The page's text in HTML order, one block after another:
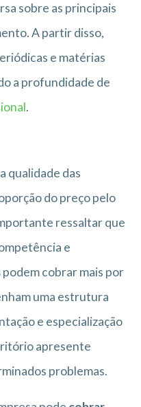
sobre as principais
A partir disso,
e matérias
a profundidade de
.
qualidade das
do preço pelo
ressaltar que
e
podem cobrar mais por
uma estrutura
e especialização
apresente
problemas.